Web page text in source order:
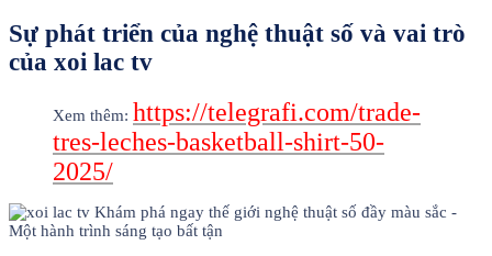
Sự phát triển của nghệ thuật số và vai trò
của xoi lac tv
Xem thêm: https://telegrafi.com/trade-
tres-leches-basketball-shirt-50-
2025/